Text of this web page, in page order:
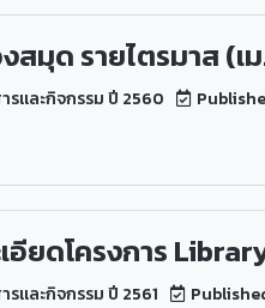
สมุด รายไตรมาส (เ
รและกิจกรรม ปี 2560
เอียดโครงการ
รและกิจกรรม ปี 2561